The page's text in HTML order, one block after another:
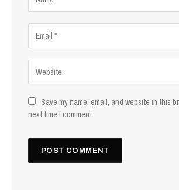
Save my name, email, and website in this
next time I comment.